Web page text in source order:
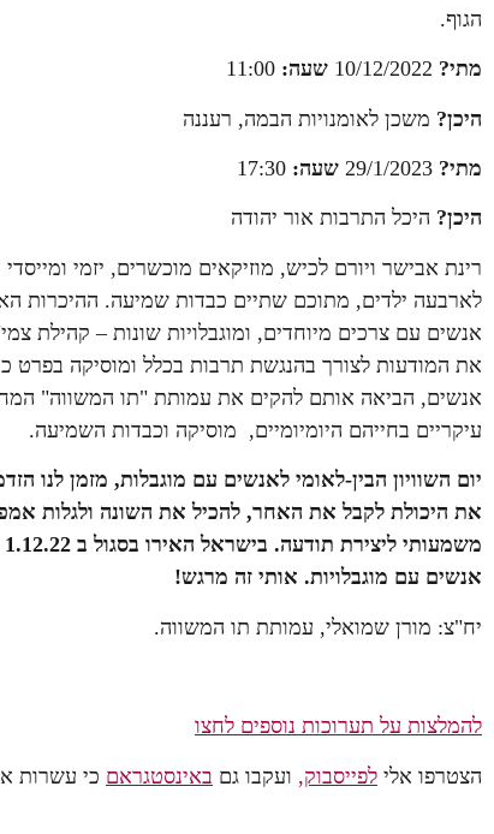
הגוף.
מתי? 10/12/2022 שעה: 11:00
היכן? משכן לאומנויות הבמה, רעננה
מתי? 29/1/2023 שעה: 17:30
היכן? היכל התרבות אור יהודה
רינת אבישר ויורם לכיש, מוזיקאים מוכשרים, יזמי
לארבעה ילדים, מתוכם שתיים כבדות שמיעה. ההיכרות
אנשים עם צרכים מיוחדים, ומוגבלויות שונות – קהילת
את המודעות לצורך בהנגשת תרבות בכלל ומוסיקה בפרט
אנשים, הביאה אותם להקים את עמותת "תו המשווה"
עיקריים בחייהם היומיומיים, מוסיקה וכבדות השמיעה.
יום השוויון הבין-לאומי לאנשים עם מוגבלות, מזמן לנו
את היכולת לקבל את האחר, להכיל את השונה ולגלות
משמעותי ליצירת תודעה.
אנשים עם מוגבלויות. אותי זה מרגש!
יח"צ: מורן שמואלי, עמותת תו המשווה.
להמלצות על תערוכות נוספים לחצו
הצטרפו אלי לפייסבוק, ועקבו גם באינסטגראם כי עשרות